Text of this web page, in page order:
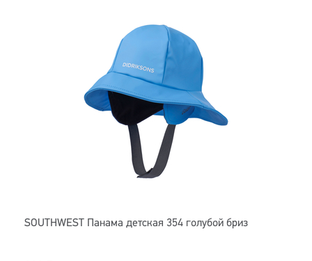
SOUTHWEST Панама детская 354 голубой бриз